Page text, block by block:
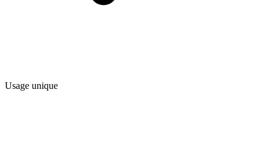
Usage unique